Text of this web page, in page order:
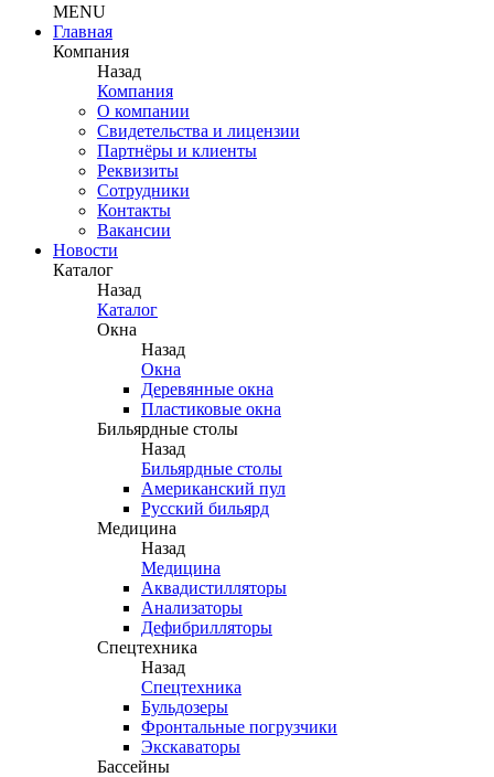
MENU
Главная
Компания
Назад
Компания
О компании
Свидетельства и лицензии
Партнёры и клиенты
Реквизиты
Сотрудники
Контакты
Вакансии
Новости
Каталог
Назад
Каталог
Окна
Назад
Окна
Деревянные окна
Пластиковые окна
Бильярдные столы
Назад
Бильярдные столы
Американский пул
Русский бильярд
Медицина
Назад
Медицина
Аквадистилляторы
Анализаторы
Дефибрилляторы
Спецтехника
Назад
Спецтехника
Бульдозеры
Фронтальные погрузчики
Экскаваторы
Бассейны